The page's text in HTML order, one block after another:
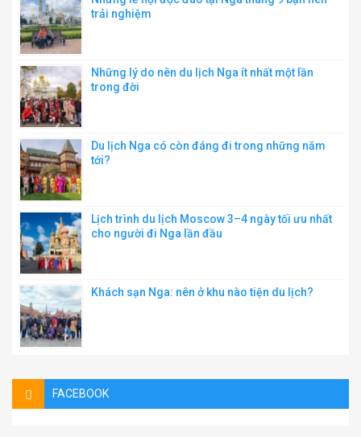
trải nghiệm
Những lý do nên du lịch Nga ít nhất một lần
trong đời
Du lịch Nga có còn đáng đi trong những năm
tới?
Lịch trình du lịch Moscow 3–4 ngày tối ưu nhất
cho người đi Nga lần đầu
Khách sạn Nga: nên ở khu nào tiện du lịch?
FACEBOOK